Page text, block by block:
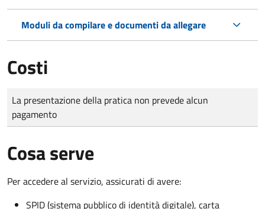
Moduli da compilare e documenti da allegare
Costi
Tipo di pagamento
Importo
La presentazione della pratica non prevede alcun
pagamento
Cosa serve
Per accedere al servizio, assicurati di avere:
SPID (sistema pubblico di identità digitale), carta